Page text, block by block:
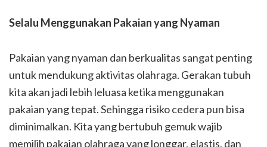
Selalu Menggunakan Pakaian yang Nyaman
Pakaian yang nyaman dan berkualitas sangat penting
untuk mendukung aktivitas olahraga. Gerakan tubuh
kita akan jadi lebih leluasa ketika menggunakan
pakaian yang tepat. Sehingga risiko cedera pun bisa
diminimalkan. Kita yang bertubuh gemuk wajib
memilih pakaian olahraga yang longgar, elastis, dan